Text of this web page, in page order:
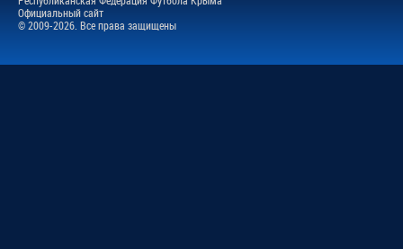
Официальный сайт
© 2009-2026. Все права защищены